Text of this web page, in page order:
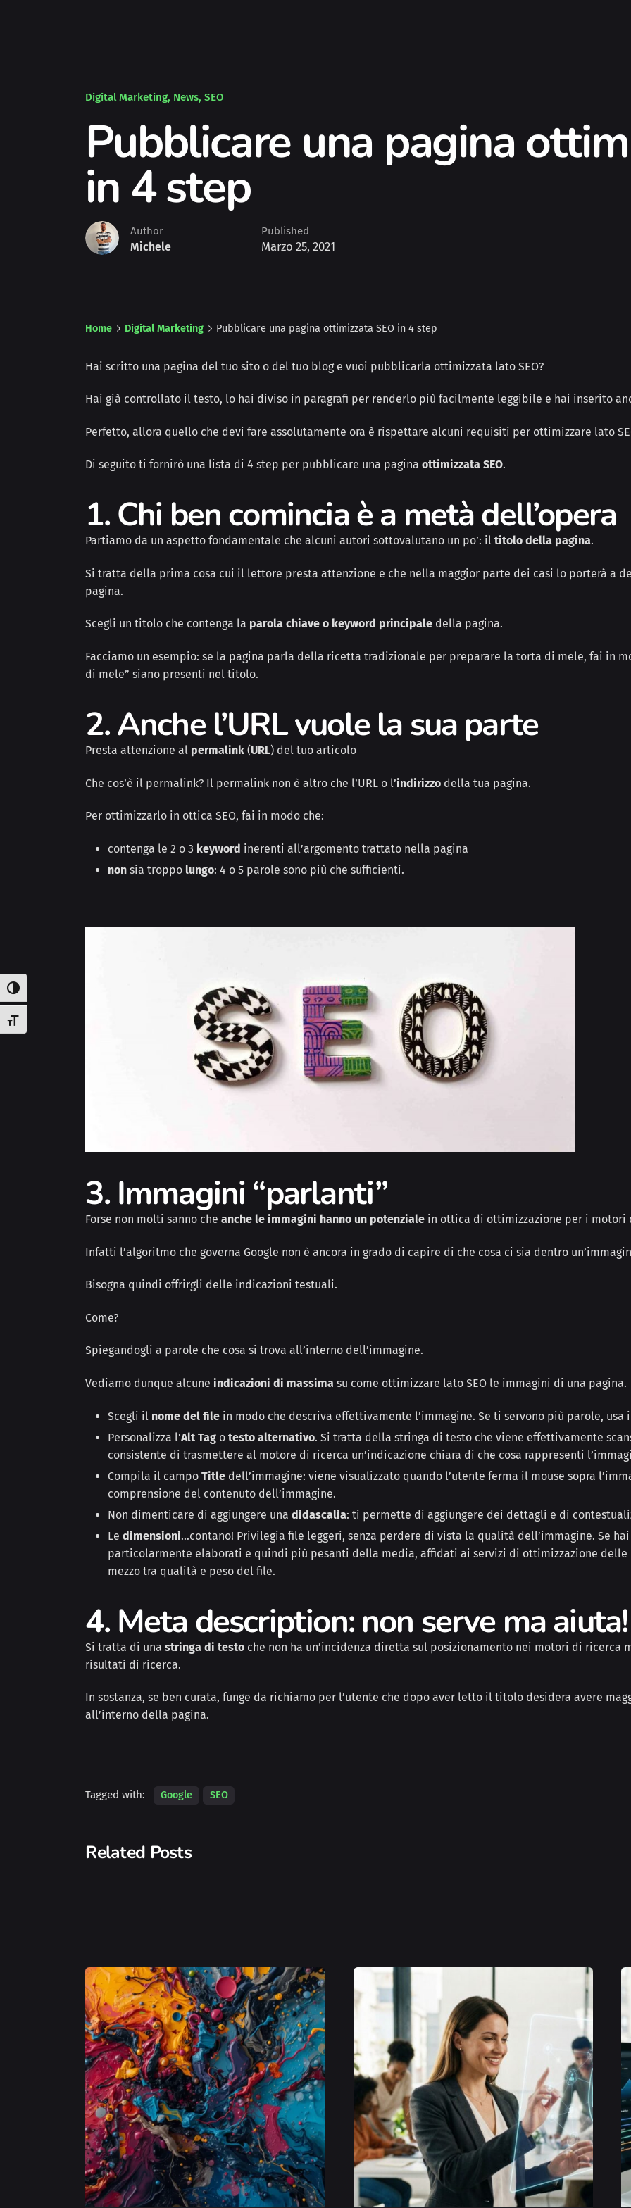
Attiva/disattiva alto contrasto
Attiva/disattiva dimensione testo
Digital Marketing News SEO
Pubblicare una pagina
in 4 step
Author
Michele
Published
Marzo 25, 2021
Home Digital Marketing Pubblicare una pagina ottimizzata SEO in 4 step
Hai scritto una pagina del tuo sito o del tuo blog e vuoi pubblicarla ottimizzata lato SEO?
Hai già controllato il testo, lo hai diviso in paragrafi per renderlo più facilmente leggibile e hai inserito
Perfetto, allora quello che devi fare assolutamente ora è rispettare alcuni requisiti per ottimizzare lato
Di seguito ti fornirò una lista di 4 step per pubblicare una paginaottimizzata SEO.
1. Chi ben comincia è a metà dell’opera
Partiamo da un aspetto fondamentale che alcuni autori sottovalutano un po’: iltitolo della pagina.
Si tratta della prima cosa cui il lettore presta attenzione e che nella maggior parte dei casi lo porterà a
pagina.
Scegli un titolo che contenga la parola chiave o keyword principale della pagina.
Facciamo un esempio: se la pagina parla della ricetta tradizionale per preparare la torta di mele,fai in
di mele” siano presenti nel titolo.
2. Anche l’URL vuole la sua parte
Presta attenzione al permalink (URL) del tuo articolo
Che cos’è il permalink? Il permalink non è altro che l’URL o l’indirizzo della tua pagina.
Per ottimizzarlo in ottica SEO, fai in modo che:
contenga le 2 o 3 keyword inerenti all’argomento trattato nella pagina
non sia troppo lungo: 4 o 5 parole sono più che sufficienti.
3. Immagini “parlanti”
Forse non molti sanno cheanche le immagini hanno un potenziale in ottica di ottimizzazione per i motori
Infatti l’algoritmo che governa Google non è ancora in grado di capire di che cosa ci sia dentro
Bisogna quindi offrirgli delle indicazioni testuali.
Come?
Spiegandogli a parole che cosa si trova all’interno dell’immagine.
Vediamo dunque alcuneindicazioni di massima su come ottimizzare lato SEO le immagini di una pagina.
Scegli il nome del file in modo che descriva effettivamente l’immagine. Se ti servono più parole, usa
Personalizza l’Alt Tag otesto alternativo. Si tratta della stringa di testo che viene effettivamente
consistente di trasmettere al motore di ricerca un’indicazione chiara di che cosa rappresenti
Compila il campoTitle dell’immagine: viene visualizzato quando l’utente ferma il mouse sopra
comprensione del contenuto dell’immagine.
Non dimenticare di aggiungere unadidascalia: ti permette di aggiungere dei dettagli e di
Ledimensioni…contano! Privilegia file leggeri, senza perdere di vista la qualità dell’immagine. Se
particolarmente elaborati e quindi più pesanti della media, affidati ai servizi di ottimizzazione
mezzo tra qualità e peso del file.
4. Meta description: non serve ma aiuta!
Si tratta di unastringa di testo che non ha un’incidenza diretta sul posizionamento nei motori di ricerca
risultati di ricerca.
In sostanza, se ben curata, funge da richiamo per l’utente che dopo aver letto il titolo desidera avere
all’interno della pagina.
Tagged with: Google SEO
Related Posts
Posted
by
Michele
Posted
by
Michele